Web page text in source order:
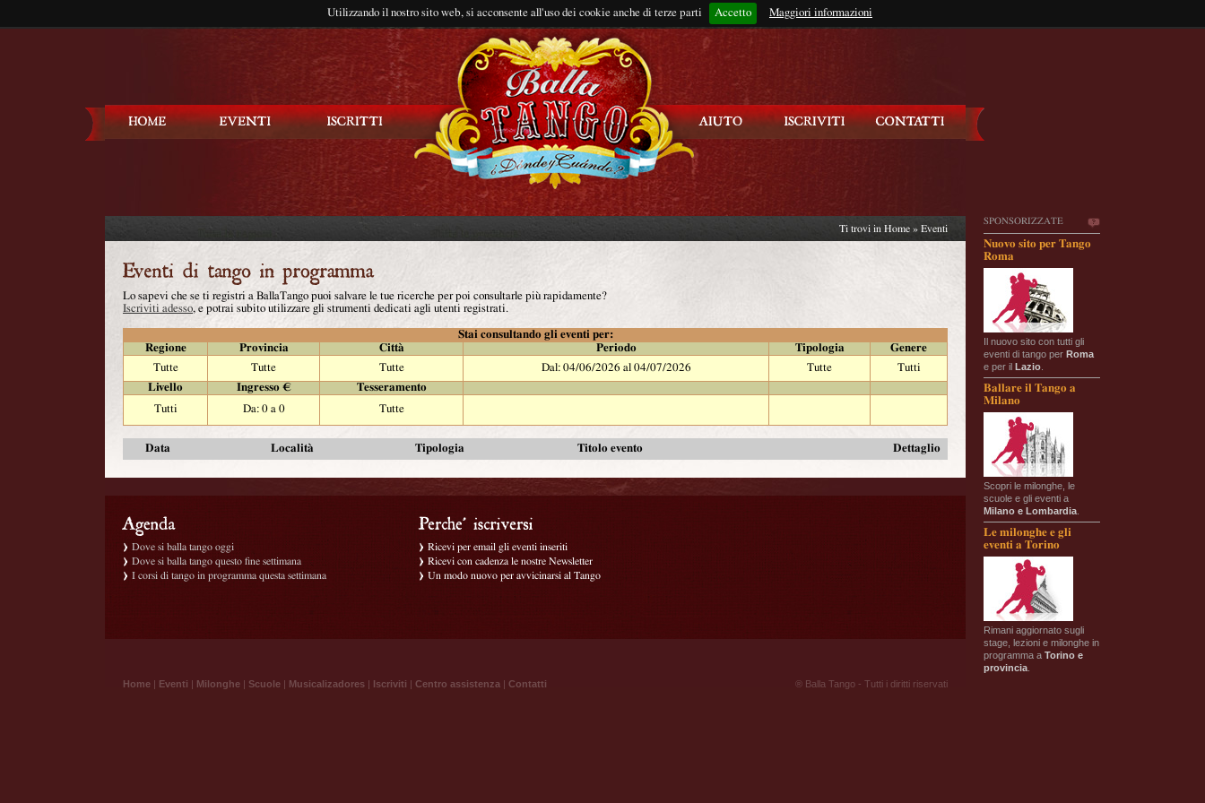
Utilizzando il nostro sito web, si acconsente all'uso dei cookie anche di terze parti Accetto Maggiori informazioni
Rimani connesso?
SPONSORIZZATE
Nuovo sito per Tango
Roma
Il nuovo sito con tutti gli
eventi di tango per Roma
e per il Lazio
Ballare il Tango a
Milano
Scopri le milonghe, le
scuole e gli eventi a
Milano e Lombardia
Le milonghe e gli
eventi a Torino
Rimani aggiornato sugli
stage, lezioni e milonghe in
programma a Torino e
provincia
Ti trovi in Home » Eventi
Lo sapevi che se ti registri a BallaTango puoi salvare le tue ricerche per poi consultarle più rapidamente?
Iscriviti adesso, e potrai subito utilizzare gli strumenti dedicati agli utenti registrati.
Stai consultando gli eventi per:
Regione
Provincia Città Periodo Tipologia
Genere
Tutte
Tutte Tutte Dal: 04/06/2026 al 04/07/2026 Tutte
Tutti
Livello
Ingresso €
Tesseramento
Tutti
Da: 0 a 0 Tutte
Data Località Tipologia Titolo evento Dettaglio
Dove si balla tango oggi
Dove si balla tango questo fine settimana
I corsi di tango in programma questa settimana
Ricevi per email gli eventi inseriti
Ricevi con cadenza le nostre Newsletter
Un modo nuovo per avvicinarsi al Tango
Home | Eventi | Milonghe | Scuole | Musicalizadores | Iscriviti | Centro assistenza | Contatti ® Balla Tango - Tutti i diritti riservati